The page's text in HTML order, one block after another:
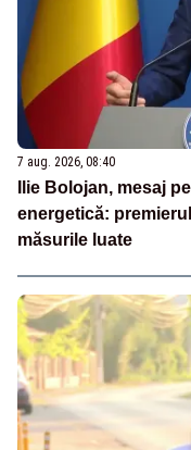
7 aug. 2026, 08:40
Ilie Bolojan, mesaj
energetică:
măsurile luate